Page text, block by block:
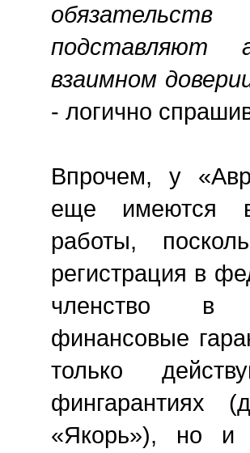
подставляют
взаимном
- логично
Впрочем, у
еще имеются
работы,
регистрация в
членство в
финансовые
только
«Якорь»), но